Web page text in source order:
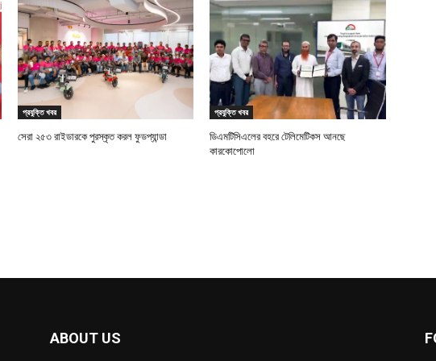
প্রযুক্তি খবর
সেরা ২৫৩ রাইডারকে পুরস্কৃত করল ফুডপ্যান্ডা
প্রযুক্তি খবর
ডিএমটিসিএলের বহরে টেলিমেটিকস আনছে
কারকোপোলো
ABOUT US